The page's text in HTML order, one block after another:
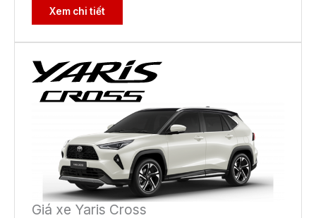
Xem chi tiết
Giá xe Yaris Cross